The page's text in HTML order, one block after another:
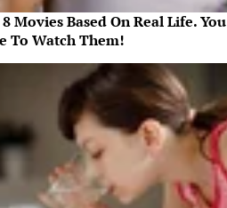
Movies Based On Real Life. You
To Watch Them!